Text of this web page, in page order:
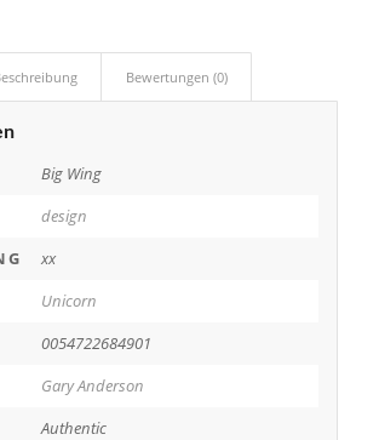
Bewertungen (0)
Big Wing
design
xx
Unicorn
0054722684901
Gary Anderson
Authentic